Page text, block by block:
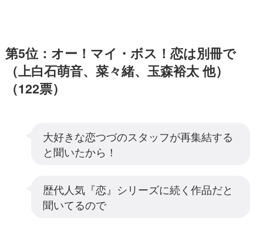
第5位：オー！マイ・ボス！恋は別冊で
（上白石萌音、菜々緒、玉森裕太 他）
（122票）
大好きな恋つづのスタッフが再集結する
と聞いたから！
歴代人気『恋』シリーズに続く作品だと
聞いてるので